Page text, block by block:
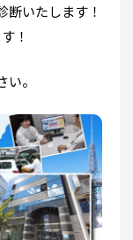
断いたします！
！
。